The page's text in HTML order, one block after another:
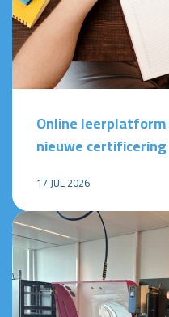
Online
nieuwe certificering
17 JUL 2026